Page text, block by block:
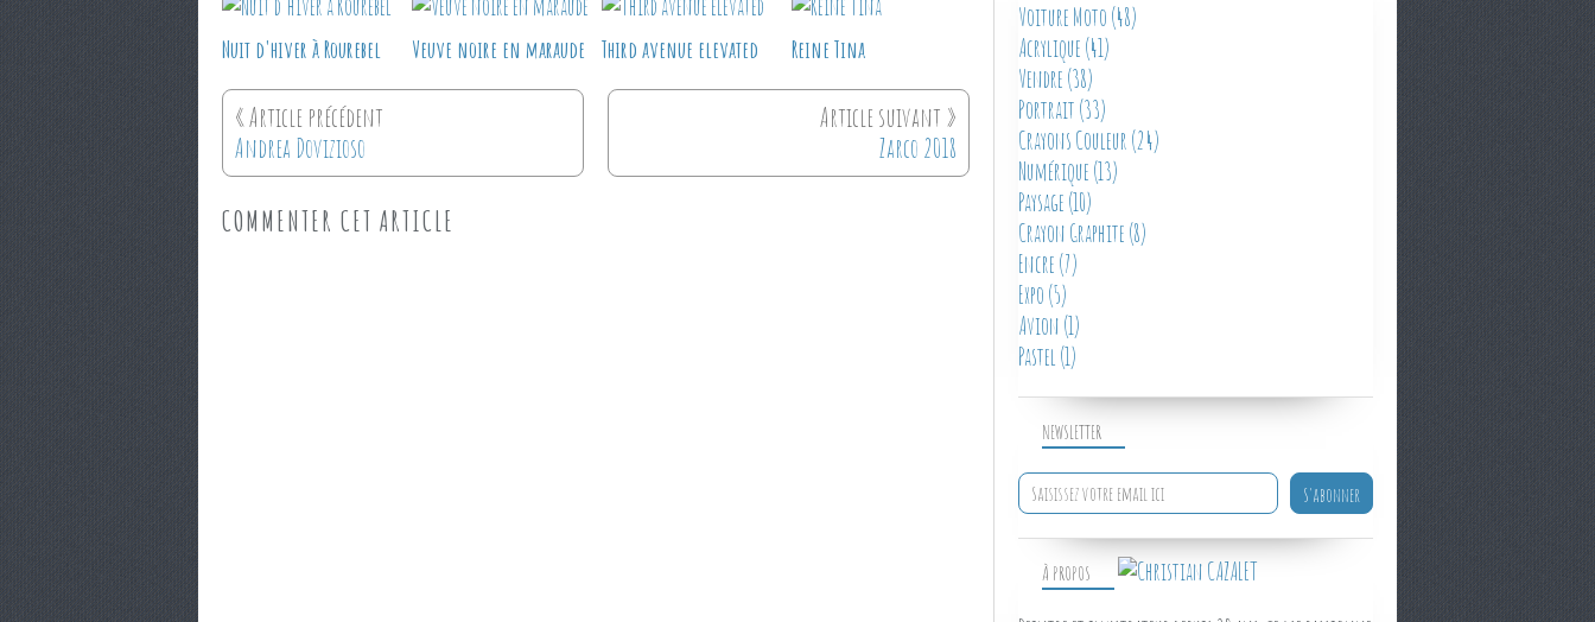
Nuit d'hiver à Rourebel Veuve noire en maraude Third avenue elevated Reine Tina
Andrea Dovizioso Zarco 2018
COMMENTER CET ARTICLE
NEWSLETTER
À PROPOS
Voiture Moto (48)
Acrylique (41)
Vendre (38)
Portrait (33)
Crayons Couleur (24)
Numérique (13)
Paysage (10)
Crayon Graphite (8)
Encre (7)
Expo (5)
Avion (1)
Pastel (1)